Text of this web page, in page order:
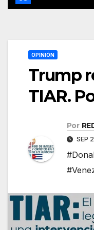
OPINIÓN
Trump
TIAR.
Por
SEP